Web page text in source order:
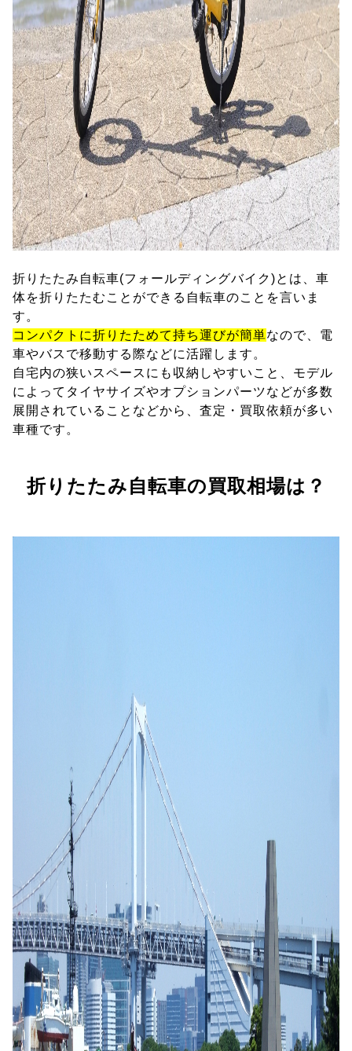
折りたたみ自転車(フォールディングバイク)とは、車
体を折りたたむことができる自転車のことを言いま
す。
コンパクトに折りたためて持ち運びが簡単なので、電
車やバスで移動する際などに活躍します。
自宅内の狭いスペースにも収納しやすいこと、モデル
によってタイヤサイズやオプションパーツなどが多数
展開されていることなどから、査定・買取依頼が多い
車種です。
折りたたみ自転車の買取相場は？